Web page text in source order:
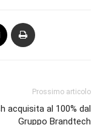
Prossimo articolo
acquisita al 100% dal
Gruppo Brandtech